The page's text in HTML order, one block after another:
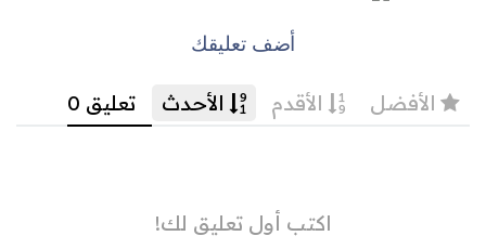
أضف تعليقك